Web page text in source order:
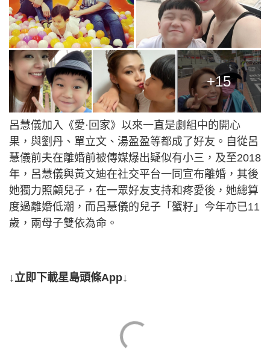
+15
呂慧儀加入《愛·回家》以來一直是劇組中的開心
果，與劉丹、單立文、湯盈盈等都成了好友。自從呂
慧儀前夫在離婚前被傳媒爆出疑似有小三，及至2018
年，呂慧儀與黃文迪在社交平台一同宣布離婚，其後
她獨力照顧兒子，在一眾好友支持和疼愛後，她總算
度過離婚低潮，而呂慧儀的兒子「蟹籽」今年亦已11
歲，兩母子雙依為命。
↓立即下載星島頭條App↓